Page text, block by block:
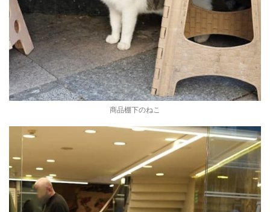
商品棚下のねこ